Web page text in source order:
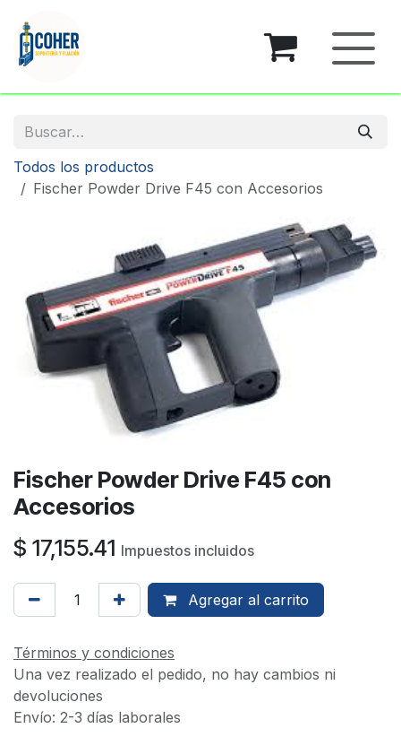
Todos los productos
Fischer Powder Drive F45 con Accesorios
Fischer Powder Drive F45 con
Accesorios
$ 17,155.41 Impuestos incluidos
Agregar al carrito
Términos y condiciones
Una vez realizado el pedido, no hay cambios ni
devoluciones
Envío: 2-3 días laborales